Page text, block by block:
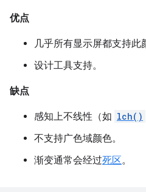
优点
几乎所有显示屏都支持此
设计工具支持。
缺点
感知上不线性（如 lch()
不支持广色域颜色。
渐变通常会经过死区。